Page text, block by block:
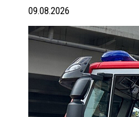
09.08.2026